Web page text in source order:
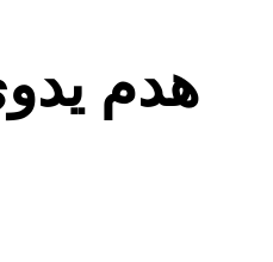
هدم